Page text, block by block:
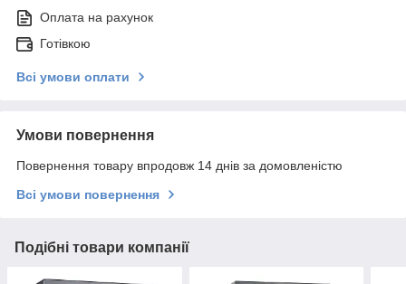
Оплата на рахунок
Готівкою
Всі умови оплати
Умови повернення
Повернення товару впродовж 14 днів за домовленістю
Всі умови повернення
Подібні товари компанії